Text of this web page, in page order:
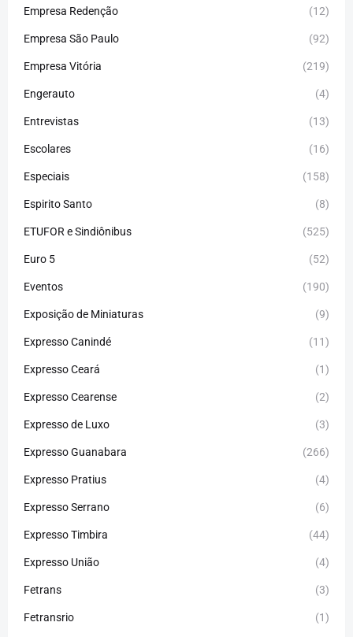
Empresa Redenção (12)
Empresa São Paulo (92)
Empresa Vitória (219)
Engerauto (4)
Entrevistas (13)
Escolares (16)
Especiais (158)
Espirito Santo (8)
ETUFOR e Sindiônibus (525)
Euro 5 (52)
Eventos (190)
Exposição de Miniaturas (9)
Expresso Canindé (11)
Expresso Ceará (1)
Expresso Cearense (2)
Expresso de Luxo (3)
Expresso Guanabara (266)
Expresso Pratius (4)
Expresso Serrano (6)
Expresso Timbira (44)
Expresso União (4)
Fetrans (3)
Fetransrio (1)